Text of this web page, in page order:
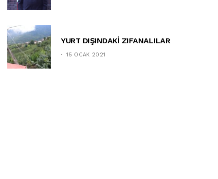
YURT DIŞINDAKİ ZIFANALILAR
15 OCAK 2021